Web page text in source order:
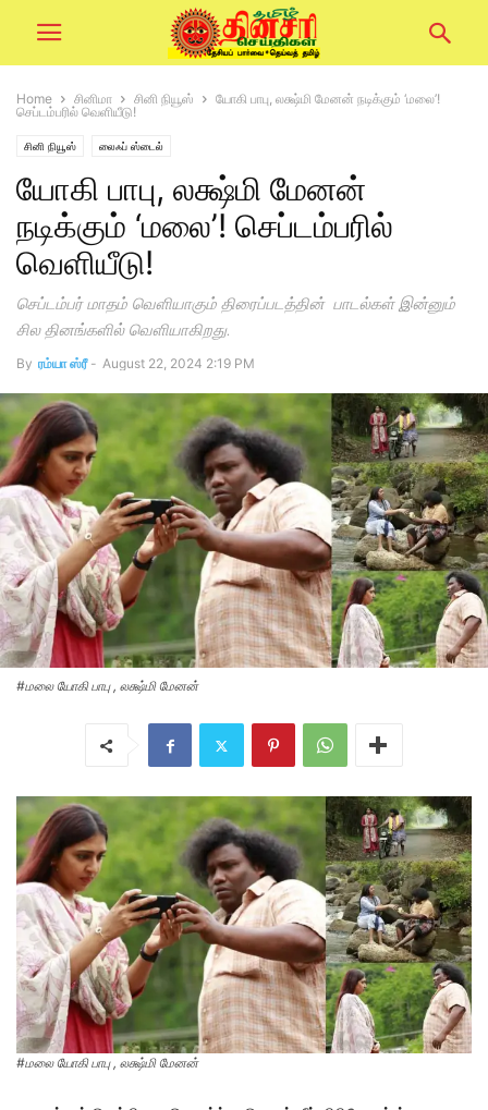
Home சினிமா சினி நியூஸ்
யோகி பாபு, லக்ஷ்மி மேனன் நடிக்கும் ‘மலை’!
செப்டம்பரில் வெளியீடு!
சினி நியூஸ் லைஃப் ஸ்டைல்
யோகி பாபு, லக்ஷ்மி மேனன்
நடிக்கும் ‘மலை’! செப்டம்பரில்
வெளியீடு!
செப்டம்பர் மாதம் வெளியாகும் திரைப்படத்தின் பாடல்கள் இன்னும்
சில தினங்களில் வெளியாகிறது.
By ரம்யா ஸ்ரீ - August 22, 2024 2:19 PM
#மலை யோகி பாபு , லக்ஷ்மி மேனன்
#மலை யோகி பாபு , லக்ஷ்மி மேனன்